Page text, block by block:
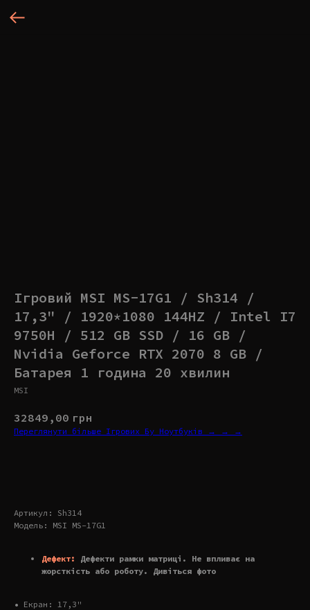
Ігровий MSI MS-17G1 / Sh314 /
17,3" / 1920*1080 144HZ / Intel I7
9750H / 512 GB SSD / 16 GB /
Nvidia Geforce RTX 2070 8 GB /
Батарея 1 година 20 хвилин
MSI
32849,00 грн
Переглянути більше Ігрових Бу Ноутбуків → → →
Артикул: Sh314
Модель: MSI MS-17G1
Дефект: Дефекти рамки матриці. Не впливає на
жорсткість або роботу. Дивіться фото
• Екран: 17,3"